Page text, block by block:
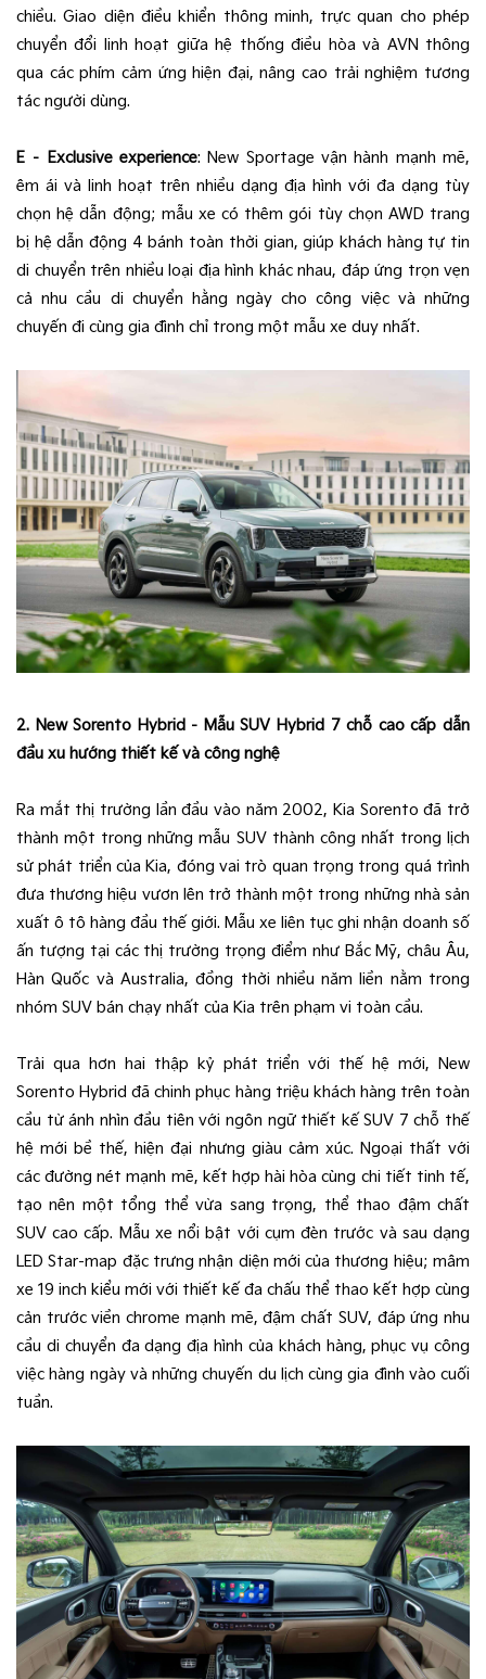
chiều. Giao diện điều khiển thông minh, trực quan cho phép
chuyển đổi linh hoạt giữa hệ thống điều hòa và AVN thông
qua các phím cảm ứng hiện đại, nâng cao trải nghiệm tương
tác người dùng.
E – Exclusive experience: New Sportage vận hành mạnh mẽ,
êm ái và linh hoạt trên nhiều dạng địa hình với đa dạng tùy
chọn hệ dẫn động; mẫu xe có thêm gói tùy chọn AWD trang
bị hệ dẫn động 4 bánh toàn thời gian, giúp khách hàng tự tin
di chuyển trên nhiều loại địa hình khác nhau, đáp ứng trọn vẹn
cả nhu cầu di chuyển hằng ngày cho công việc và những
chuyến đi cùng gia đình chỉ trong một mẫu xe duy nhất.
2. New Sorento Hybrid - Mẫu SUV Hybrid 7 chỗ cao cấp dẫn
đầu xu hướng thiết kế và công nghệ
Ra mắt thị trường lần đầu vào năm 2002, Kia Sorento đã trở
thành một trong những mẫu SUV thành công nhất trong lịch
sử phát triển của Kia, đóng vai trò quan trọng trong quá trình
đưa thương hiệu vươn lên trở thành một trong những nhà sản
xuất ô tô hàng đầu thế giới. Mẫu xe liên tục ghi nhận doanh số
ấn tượng tại các thị trường trọng điểm như Bắc Mỹ, châu Âu,
Hàn Quốc và Australia, đồng thời nhiều năm liền nằm trong
nhóm SUV bán chạy nhất của Kia trên phạm vi toàn cầu.
Trải qua hơn hai thập kỷ phát triển với thế hệ mới, New
Sorento Hybrid đã chinh phục hàng triệu khách hàng trên toàn
cầu từ ánh nhìn đầu tiên với ngôn ngữ thiết kế SUV 7 chỗ thế
hệ mới bề thế, hiện đại nhưng giàu cảm xúc. Ngoại thất với
các đường nét mạnh mẽ, kết hợp hài hòa cùng chi tiết tinh tế,
tạo nên một tổng thể vừa sang trọng, thể thao đậm chất
SUV cao cấp. Mẫu xe nổi bật với cụm đèn trước và sau dạng
LED Star-map đặc trưng nhận diện mới của thương hiệu; mâm
xe 19 inch kiểu mới với thiết kế đa chấu thể thao kết hợp cùng
cản trước viền chrome mạnh mẽ, đậm chất SUV, đáp ứng nhu
cầu di chuyển đa dạng địa hình của khách hàng, phục vụ công
việc hàng ngày và những chuyến du lịch cùng gia đình vào cuối
tuần.